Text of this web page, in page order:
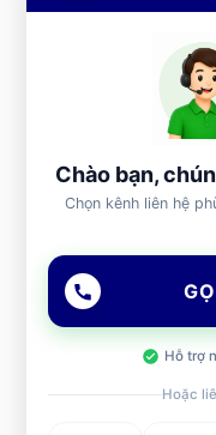
Chào bạn,
Chọn kênh liên hệ
Hỗ trợ
Hoặc